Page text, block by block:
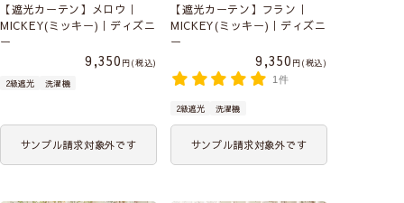
【遮光カーテン】メロウ｜
MICKEY(ミッキー)｜ディズニ
ー
9,350
税込
2級遮光
洗濯機
サンプル請求対象外です
【遮光カーテン】フラン｜
MICKEY(ミッキー)｜ディズニ
ー
9,350
税込
1件
2級遮光 洗濯機
サンプル請求対象外です